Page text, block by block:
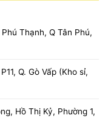
Thạnh, Q Tân Phú,
Q. Gò Vấp (Kho sỉ,
Hồ Thị Kỷ, Phường 1,